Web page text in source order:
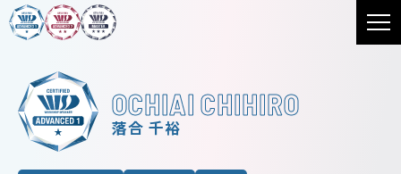
OCHIAI CHIHIRO
落合 千裕